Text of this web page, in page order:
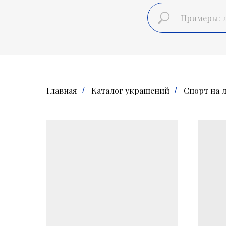
Главная / Каталог украшений / Спорт на